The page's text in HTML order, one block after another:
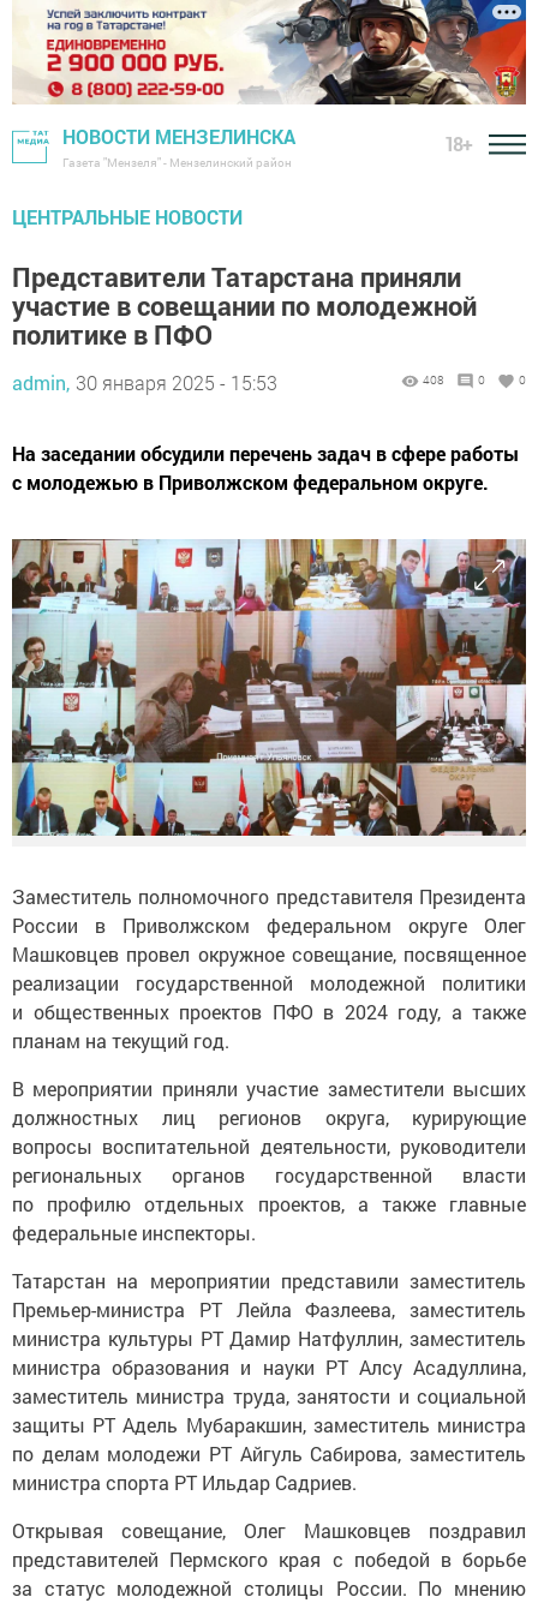
НОВОСТИ МЕНЗЕЛИНСКА
Газета "Мензеля" - Мензелинский район
18+
ЦЕНТРАЛЬНЫЕ НОВОСТИ
Представители Татарстана приняли
участие в совещании по молодежной
политике в ПФО
admin, 30 января 2025 - 15:53 408 0 0
На заседании обсудили перечень задач в сфере работы
с молодежью в Приволжском федеральном округе.
Заместитель полномочного представителя Президента
России в Приволжском федеральном округе Олег
Машковцев провел окружное совещание, посвященное
реализации государственной молодежной политики
и общественных проектов ПФО в 2024 году, а также
планам на текущий год.
В мероприятии приняли участие заместители высших
должностных лиц регионов округа, курирующие
вопросы воспитательной деятельности, руководители
региональных органов государственной власти
по профилю отдельных проектов, а также главные
федеральные инспекторы.
Татарстан на мероприятии представили заместитель
Премьер-министра РТ Лейла Фазлеева, заместитель
министра культуры РТ Дамир Натфуллин, заместитель
министра образования и науки РТ Алсу Асадуллина,
заместитель министра труда, занятости и социальной
защиты РТ Адель Мубаракшин, заместитель министра
по делам молодежи РТ Айгуль Сабирова, заместитель
министра спорта РТ Ильдар Садриев.
Открывая совещание, Олег Машковцев поздравил
представителей Пермского края с победой в борьбе
за статус молодежной столицы России. По мнению